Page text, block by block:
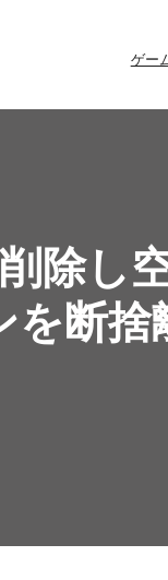
ゲー
除し
を断捨